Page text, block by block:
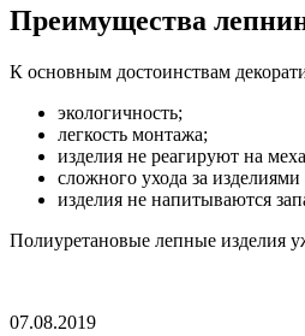
Преимущества
К основным достоинствам
экологичность;
легкость монтажа;
изделия не реагируют на
сложного ухода за
изделия не напитываются
Полиуретановые лепные изделия
07.08.2019